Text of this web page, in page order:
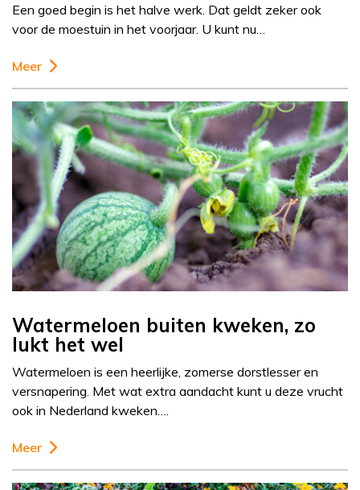
Een goed begin is het halve werk. Dat geldt zeker ook
voor de moestuin in het voorjaar. U kunt nu…
Meer
Watermeloen buiten kweken, zo
lukt het wel
Watermeloen is een heerlijke, zomerse dorstlesser en
versnapering. Met wat extra aandacht kunt u deze vrucht
ook in Nederland kweken….
Meer